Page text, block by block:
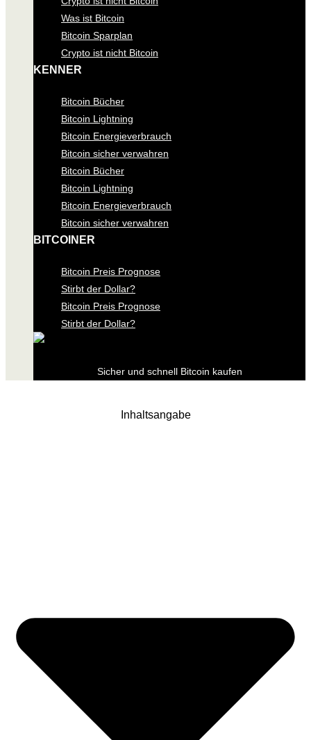
Was ist Bitcoin
Bitcoin Sparplan
Crypto ist nicht Bitcoin
KENNER
Bitcoin Bücher
Bitcoin Lightning
Bitcoin Energieverbrauch
Bitcoin sicher verwahren
Bitcoin Bücher
Bitcoin Lightning
Bitcoin Energieverbrauch
Bitcoin sicher verwahren
BITCOINER
Bitcoin Preis Prognose
Stirbt der Dollar?
Bitcoin Preis Prognose
Stirbt der Dollar?
Sicher und schnell Bitcoin kaufen
Inhaltsangabe